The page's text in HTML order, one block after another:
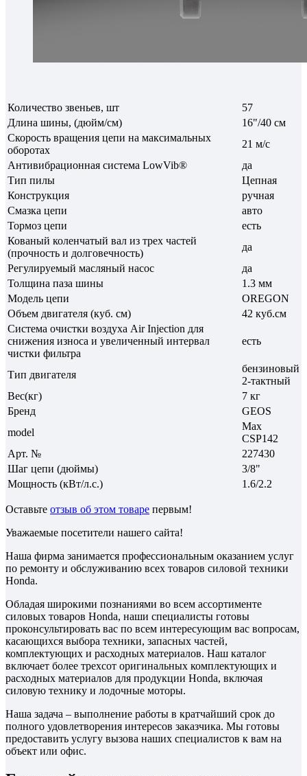
Количество звеньев, шт
57
Длина шины, (дюйм/см)
16"/40 см
Скорость вращения цепи на максимальных
оборотах
21 м/с
Антивибрационная система LowVib®
да
Тип пилы
Цепная
Конструкция
ручная
Смазка цепи
авто
Тормоз цепи
есть
Кованый коленчатый вал из трех частей
(прочность и долговечность)
да
Регулируемый масляный насос
да
Толщина паза шины
1.3 мм
Модель цепи
OREGON
Объем двигателя (куб. см)
42 куб.см
Система очистки воздуха Air Injection для
снижения износа и увеличенный интервал
чистки фильтра
есть
Тип двигателя
бензиновый
2-тактный
Вес(кг)
7 кг
Бренд
GEOS
model
Max
CSP142
Арт. №
227430
Шаг цепи (дюймы)
3/8"
Мощность (кВт/л.с.)
1.6/2.2
Оставьте отзыв об этом товаре первым!
Уважаемые посетители нашего сайта!
Наша фирма занимается профессиональным оказанием услуг
по ремонту и обслуживанию всех товаров силовой техники
Honda.
Обладая широкими познаниями во всем ассортименте
силовых товаров Honda, наши специалисты готовы
проконсультировать вас по всем интересующим вас вопросам,
касающихся выбора техники, запасных частей,
комплектующих и расходных материалов. Наш каталог
включает более трехсот оригинальных комплектующих и
расходных материалов для продукции Honda, включая
силовую технику и лодочные моторы.
Наша задача – выполнение работы в кратчайший срок до
полного удовлетворения интересов заказчика. Мы готовы
предоставить услугу вызова наших специалистов к вам на
объект или офис.